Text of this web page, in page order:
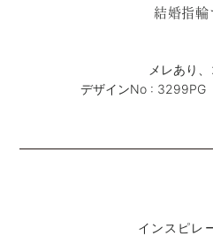
結婚指輪
メレあり
デザインNo : 3299PG
インスピレ